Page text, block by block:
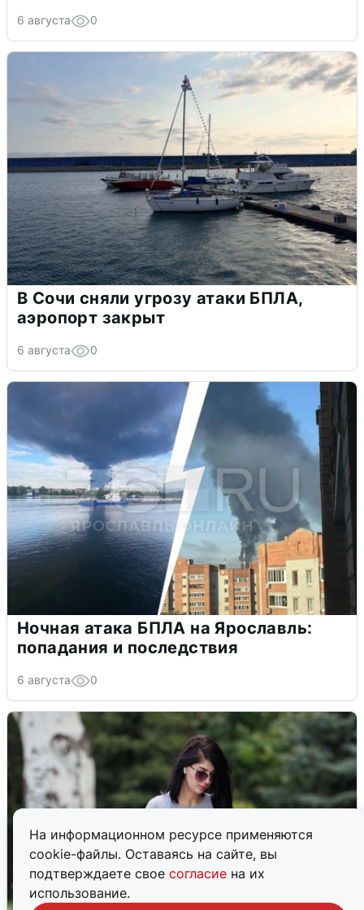
На информационном ресурсе применяются
cookie-файлы. Оставаясь на сайте, вы
подтверждаете свое согласие на их
использование.
6 августа 0
В Сочи сняли угрозу атаки БПЛА,
аэропорт закрыт
6 августа 0
Ночная атака БПЛА на Ярославль:
попадания и последствия
6 августа 0